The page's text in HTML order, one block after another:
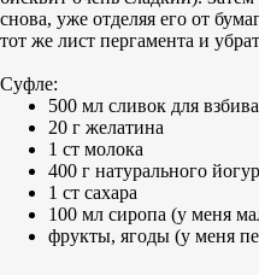
снова, уже отделяя его от
тот же лист пергамента и
Суфле:
500 мл сливок для
20 г желатина
1 ст молока
400 г натурального
1 ст сахара
100 мл сиропа (у меня
фрукты, ягоды (у меня